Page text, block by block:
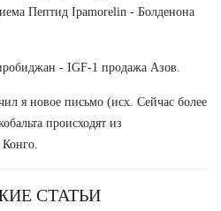
Пептид Ipamorelin - Болденона
- IGF-1 продажа Азов.
я новое письмо (исх. Сейчас более
происходят из
СТАТЬИ